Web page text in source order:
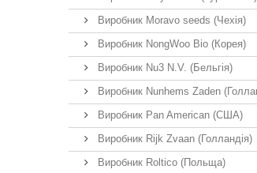
Виробник Moravo seeds (Чехія)
Виробник NongWoo Bio (Корея)
Виробник Nu3 N.V. (Бельгія)
Виробник Nunhems Zaden
Виробник Pan American (США)
Виробник Rijk Zvaan (Голландія)
Виробник Roltico (Польща)